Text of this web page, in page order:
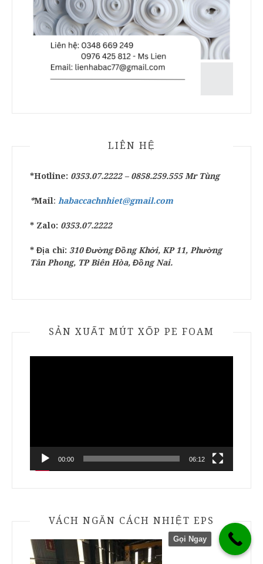
LIÊN HỆ
*Hotline: 0353.07.2222 – 0858.259.555 Mr Tùng
*Mail : habaccachnhiet@gmail.com
* Zalo: 0353.07.2222
* Địa chỉ: 310 Đường Đồng Khởi, KP 11, Phường
Tân Phong, TP Biên Hòa, Đồng Nai.
SẢN XUẤT MÚT XỐP PE FOAM
00:00 06:12
VÁCH NGĂN CÁCH NHIỆT EPS
Gọi Ngay